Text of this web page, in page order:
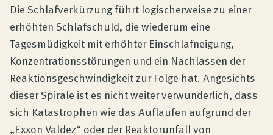
Die Schlafverkürzung führt logischerweise zu einer
erhöhten Schlafschuld, die wiederum eine
Tagesmüdigkeit mit erhöhter Einschlafneigung,
Konzentrationsstörungen und ein Nachlassen der
Reaktionsgeschwindigkeit zur Folge hat. Angesichts
dieser Spirale ist es nicht weiter verwunderlich, dass
sich Katastrophen wie das Auflaufen aufgrund der
„Exxon Valdez“ oder der Reaktorunfall von